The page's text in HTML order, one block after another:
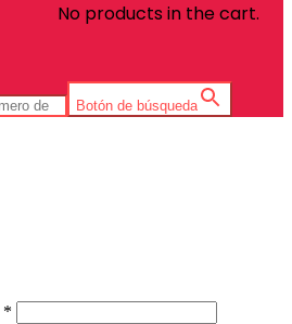
No products in the cart.
Botón de búsqueda
*